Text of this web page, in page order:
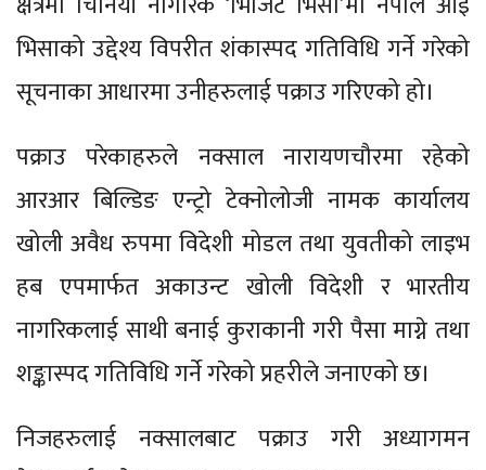
भिसाको उद्देश्य विपरीत शंकास्पद गतिविधि गर्ने गरेको
सूचनाका आधारमा उनीहरुलाई पक्राउ गरिएको हो।
पक्राउ परेकाहरुले नक्साल नारायणचौरमा रहेको
आरआर बिल्डिङ एन्ट्रो टेक्नोलोजी नामक कार्यालय
खोली अवैध रुपमा विदेशी मोडल तथा युवतीको लाइभ
हब एपमार्फत अकाउन्ट खोली विदेशी र भारतीय
नागरिकलाई साथी बनाई कुराकानी गरी पैसा माग्ने तथा
शङ्कास्पद गतिविधि गर्ने गरेको प्रहरीले जनाएको छ।
निजहरुलाई नक्सालबाट पक्राउ गरी अध्यागमन